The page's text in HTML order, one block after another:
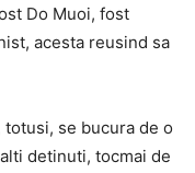
Do Muoi, fost
acesta reusind sa
se bucura de o
detinuti, tocmai de